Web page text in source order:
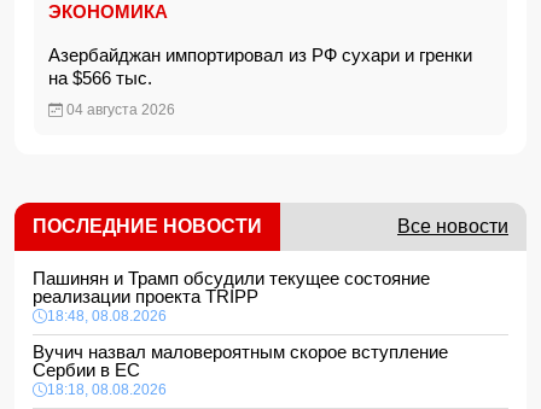
ЭКОНОМИКА
Азербайджан импортировал из РФ сухари и гренки
на $566 тыс.
04 августа 2026
ПОСЛЕДНИЕ НОВОСТИ Все новости
Пашинян и Трамп обсудили текущее состояние
реализации проекта TRIPP
18:48, 08.08.2026
Вучич назвал маловероятным скорое вступление
Сербии в ЕС
18:18, 08.08.2026